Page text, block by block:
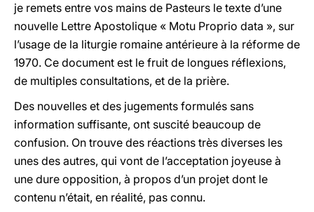
je remets entre vos mains de Pasteurs le texte d’une
nouvelle Lettre Apostolique « Motu Proprio data », sur
l’usage de la liturgie romaine antérieure à la réforme de
1970. Ce document est le fruit de longues réflexions,
de multiples consultations, et de la prière.
Des nouvelles et des jugements formulés sans
information suffisante, ont suscité beaucoup de
confusion. On trouve des réactions très diverses les
unes des autres, qui vont de l’acceptation joyeuse à
une dure opposition, à propos d’un projet dont le
contenu n’était, en réalité, pas connu.